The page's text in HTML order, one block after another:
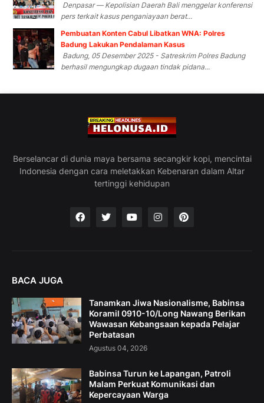
Denpasar — Kepolisian Daerah Bali menggelar konferensi
pers terkait kasus penganiayaan berat...
Pembuatan Konten Cabul Libatkan WNA: Polres
Badung Lakukan Pendalaman Kasus
Badung, 05 Desember 2025 - Satreskrim Polres Badung
berhasil mengungkap dugaan tindak pidana...
Berselancar di dunia maya bersama secangkir kopi, mencintai
Indonesia dengan cara meletakkan Kebenaran dalam Altar
tertinggi kehidupan
BACA JUGA
Tanamkan Jiwa Nasionalisme, Babinsa
Koramil 0910-10/Long Nawang Berikan
Wawasan Kebangsaan kepada Pelajar
Perbatasan
Agustus 04, 2026
Babinsa Turun ke Lapangan, Patroli
Malam Perkuat Komunikasi dan
Kepercayaan Warga